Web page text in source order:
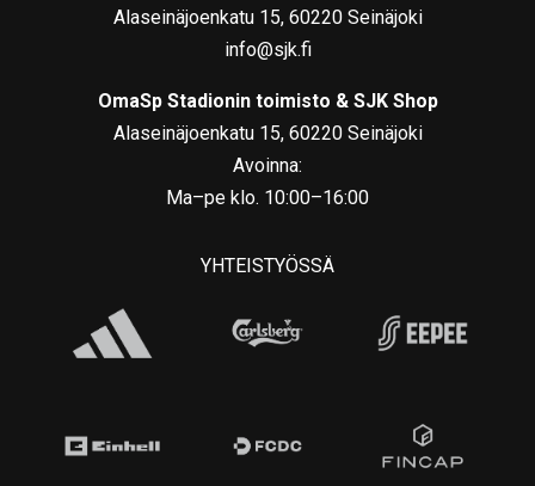
Alaseinäjoenkatu 15, 60220 Seinäjoki
info@sjk.fi
OmaSp Stadionin toimisto & SJK Shop
Alaseinäjoenkatu 15, 60220 Seinäjoki
Avoinna:
Ma–pe klo. 10:00–16:00
YHTEISTYÖSSÄ